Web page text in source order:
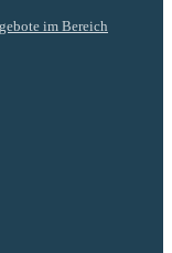
im Bereich